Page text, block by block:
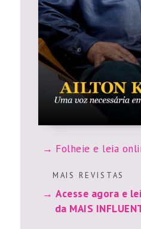
Folheie e leia
M A I S R E V I S T A S
Acesse agora e
da MAIS